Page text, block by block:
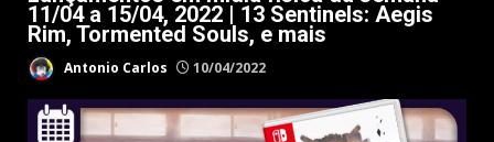
11/04 a 15/04, 2022 | 13 Sentinels: Aegis
Rim, Tormented Souls, e mais
Antonio Carlos 10/04/2022